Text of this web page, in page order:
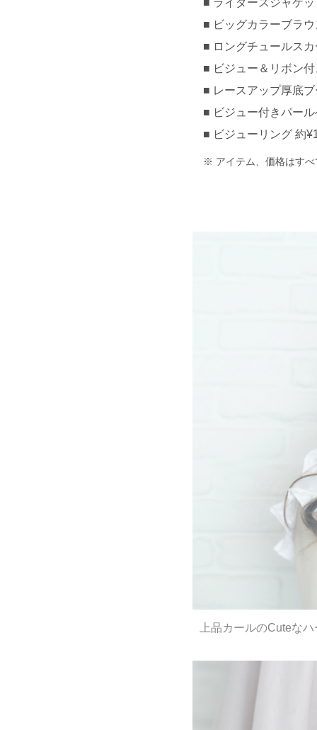
ライダースジャケ
ビッグカラーブラ
ロングチュールス
ビジュー＆リボン
レースアップ厚底
ビジュー付きパー
ビジューリング 約
アイテム、価格はす
上品カールのCuteな